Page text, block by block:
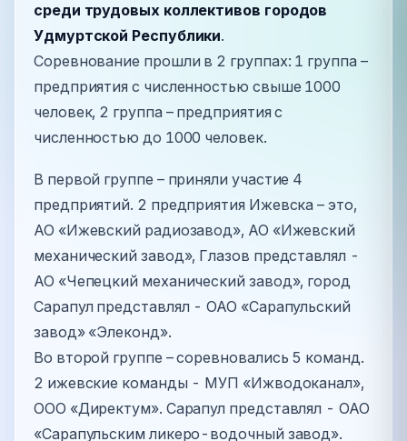
среди трудовых коллективов городов
Удмуртской Республики.
Соревнование прошли в 2 группах: 1 группа –
предприятия с численностью свыше 1000
человек, 2 группа – предприятия с
численностью до 1000 человек.
В первой группе – приняли участие 4
предприятий. 2 предприятия Ижевска – это,
АО «Ижевский радиозавод», АО «Ижевский
механический завод», Глазов представлял -
АО «Чепецкий механический завод», город
Сарапул представлял - ОАО «Сарапульский
завод» «Элеконд».
Во второй группе – соревновались 5 команд.
2 ижевские команды - МУП «Ижводоканал»,
ООО «Директум». Сарапул представлял - ОАО
«Сарапульским ликеро-водочный завод».